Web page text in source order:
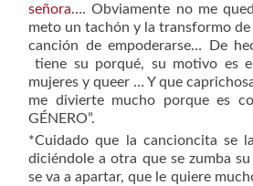
señora…. Obviamente no me
meto un tachón y la transformo
canción de empoderarse… De
tiene su porqué, su motivo es
mujeres y queer … Y que
me divierte mucho porque es
GÉNERO”.
*Cuidado que la cancioncita se
diciéndole a otra que se zumba
se va a apartar, que le quiere